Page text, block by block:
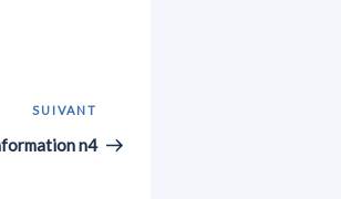
suivant
SUIVANT
n4